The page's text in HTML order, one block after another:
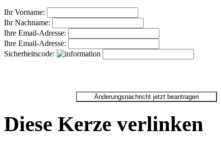
Ihr Vorname:
Ihr Nachname:
Ihre Email-Adresse:
Ihre Email-Adresse:
Sicherheitscode:
Diese Kerze verlinken